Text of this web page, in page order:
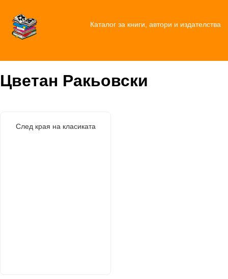
Каталог за книги, автори и издателства
Цветан Ракьовски
След края на класиката